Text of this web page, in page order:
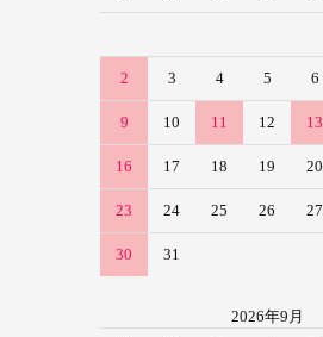
2 3 4 5 6
9 10 11 12 13
16 17 18 19 20
23 24 25 26 27
30 31
2026年9月